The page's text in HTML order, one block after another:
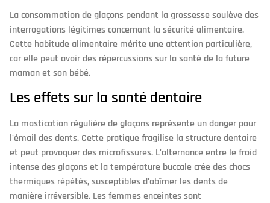
La consommation de glaçons pendant la grossesse soulève des
interrogations légitimes concernant la sécurité alimentaire.
Cette habitude alimentaire mérite une attention particulière,
car elle peut avoir des répercussions sur la santé de la future
maman et son bébé.
Les effets sur la santé dentaire
La mastication régulière de glaçons représente un danger pour
l'émail des dents. Cette pratique fragilise la structure dentaire
et peut provoquer des microfissures. L'alternance entre le froid
intense des glaçons et la température buccale crée des chocs
thermiques répétés, susceptibles d'abîmer les dents de
manière irréversible. Les femmes enceintes sont